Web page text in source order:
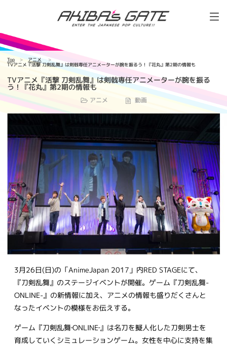
Top アニメ
TVアニメ『活撃 刀剣乱舞』は剣戟専任アニメーターが腕を振るう！『花丸』第2期の情報も
TVアニメ『活撃 刀剣乱舞』は剣戟専任アニメーターが腕を振る
う！『花丸』第2期の情報も
アニメ 動画
3月26日(日)の「AnimeJapan 2017」内RED STAGEにて、
『刀剣乱舞』のステージイベントが開催。ゲーム『刀剣乱舞-
ONLINE-』の新情報に加え、アニメの情報も盛りだくさんと
なったイベントの模様をお伝えする。
ゲーム『刀剣乱舞‐ONLINE‐』は名刀を擬人化した刀剣男士を
育成していくシミュレーションゲーム。女性を中心に支持を集